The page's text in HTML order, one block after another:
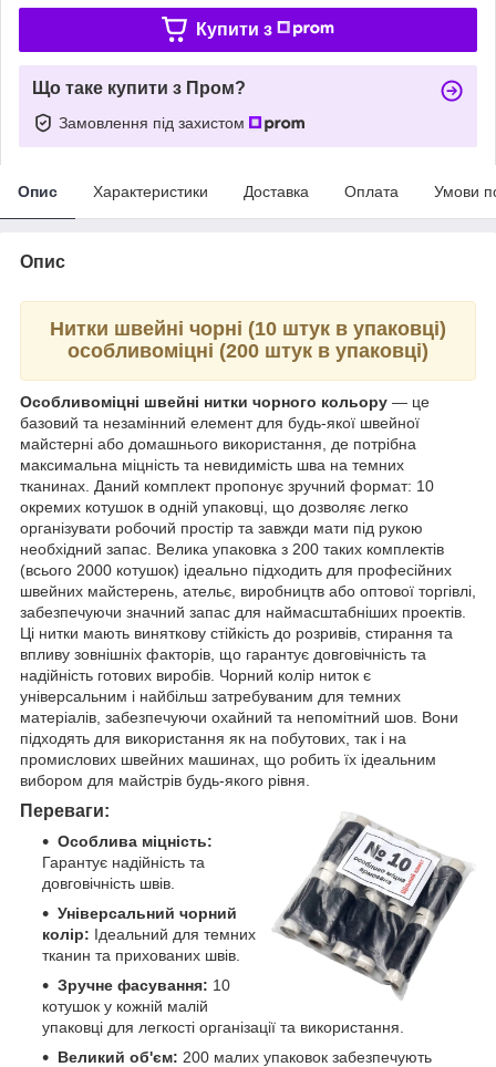
Купити з
Що таке купити з Пром?
Замовлення під захистом
Опис Характеристики Доставка Оплата Умови
Опис
Нитки швейні чорні (10 штук в упаковці)
особливоміцні (200 штук в упаковці)
Особливоміцні швейні нитки чорного кольору — це
базовий та незамінний елемент для будь-якої швейної
майстерні або домашнього використання, де потрібна
максимальна міцність та невидимість шва на темних
тканинах. Даний комплект пропонує зручний формат: 10
окремих котушок в одній упаковці, що дозволяє легко
організувати робочий простір та завжди мати під рукою
необхідний запас. Велика упаковка з 200 таких комплектів
(всього 2000 котушок) ідеально підходить для професійних
швейних майстерень, ательє, виробництв або оптової торгівлі,
забезпечуючи значний запас для наймасштабніших проектів.
Ці нитки мають виняткову стійкість до розривів, стирання та
впливу зовнішніх факторів, що гарантує довговічність та
надійність готових виробів. Чорний колір ниток є
універсальним і найбільш затребуваним для темних
матеріалів, забезпечуючи охайний та непомітний шов. Вони
підходять для використання як на побутових, так і на
промислових швейних машинах, що робить їх ідеальним
вибором для майстрів будь-якого рівня.
Переваги:
Особлива міцність:
Гарантує надійність та
довговічність швів.
Універсальний чорний
колір: Ідеальний для темних
тканин та прихованих швів.
Зручне фасування: 10
котушок у кожній малій
упаковці для легкості організації та використання.
Великий об'єм: 200 малих упаковок забезпечують